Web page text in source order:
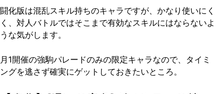
闘化版は混乱スキル持ちのキャラですが、かなり使いにく
く、対人バトルではそこまで有効なスキルにはならないよ
うな気がします。
月1開催の強駒パレードのみの限定キャラなので、タイミ
ングを逃さず確実にゲットしておきたいところ。